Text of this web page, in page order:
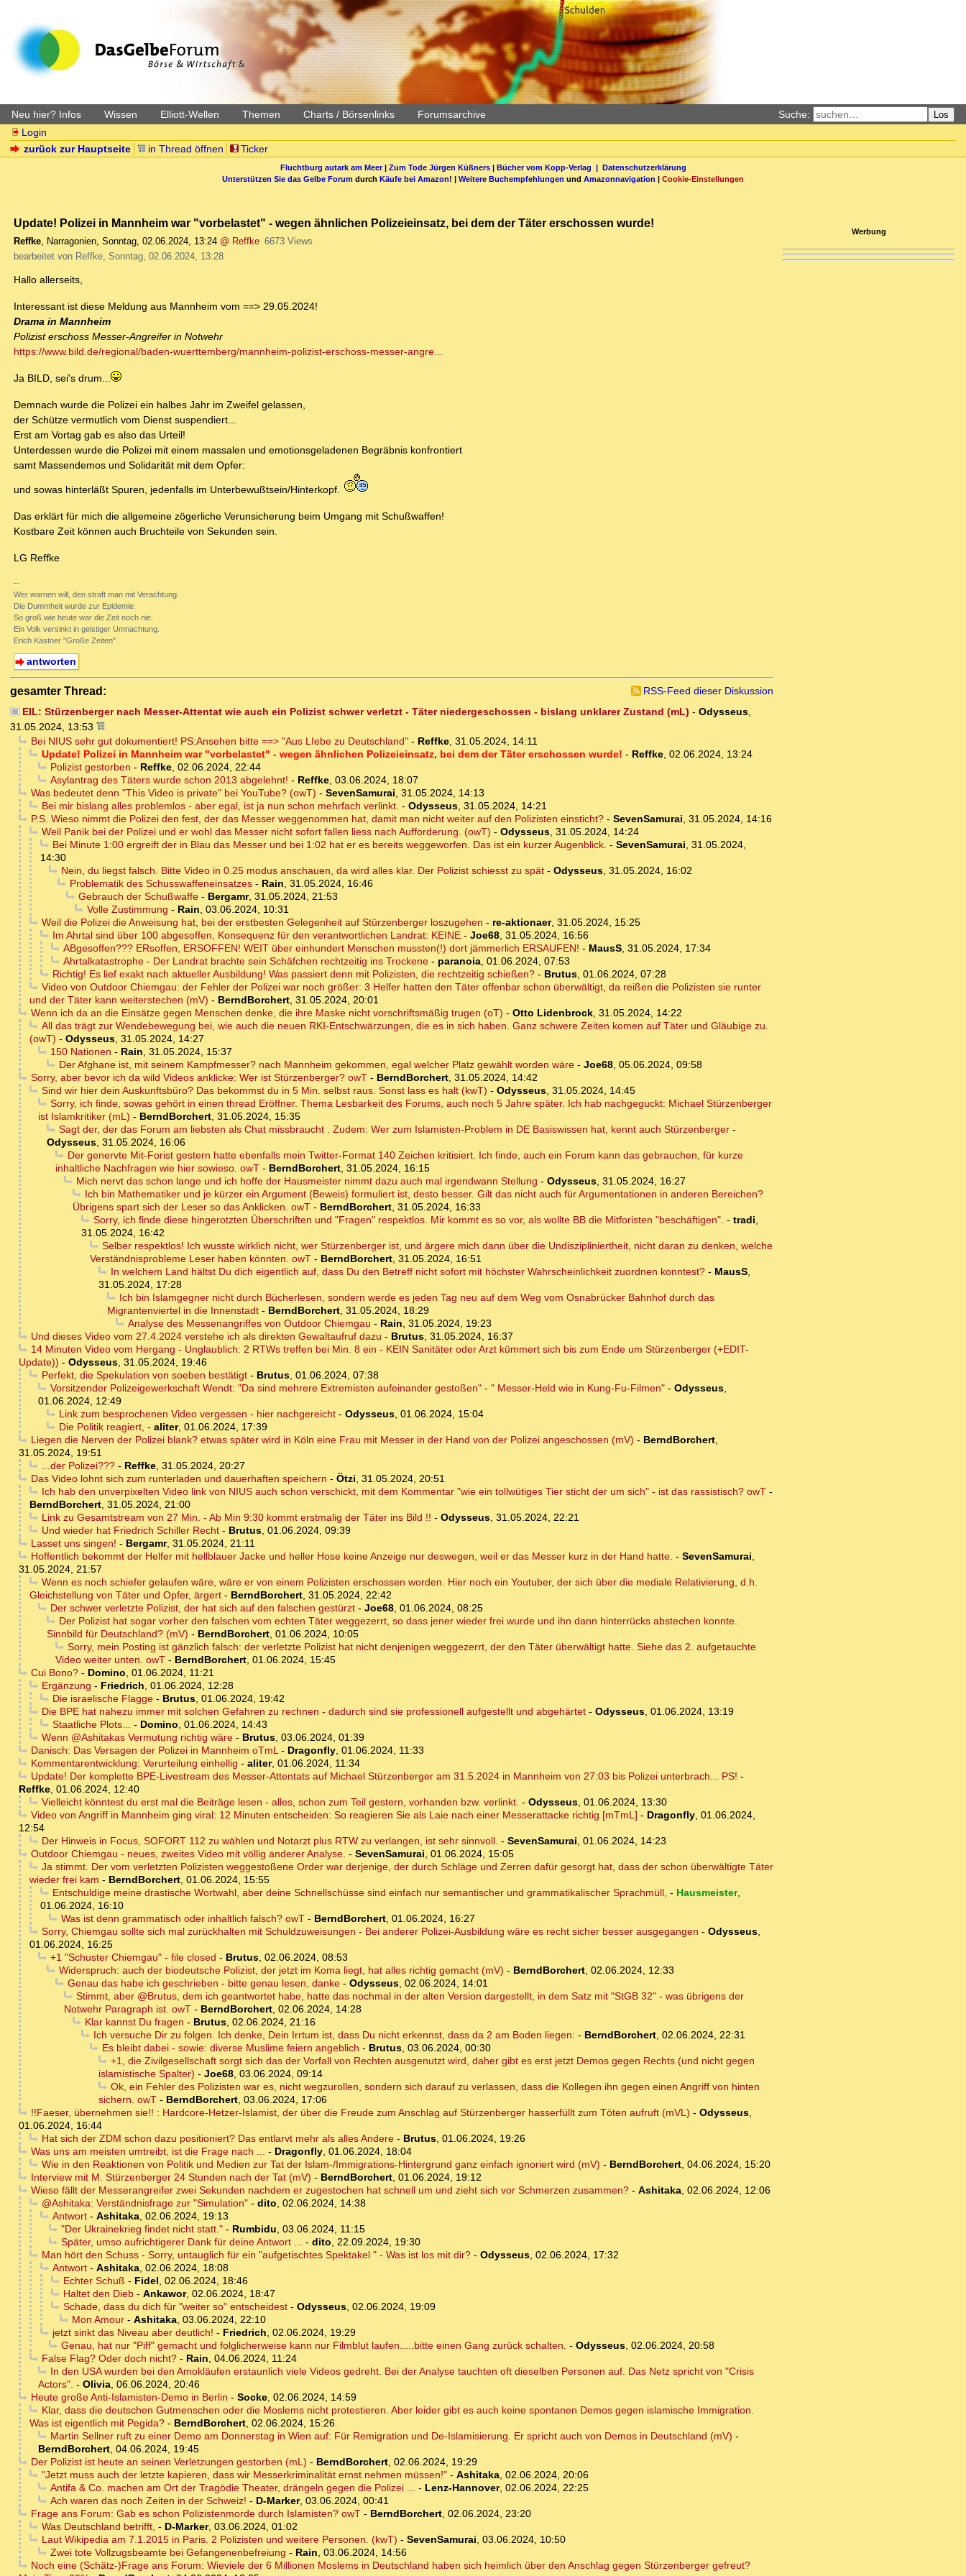
Neu hier? Infos Wissen Elliott-Wellen Themen Charts / Börsenlinks Forumsarchive Suche: Los
Login
zurück zur Hauptseite
in Thread öffnen Ticker
Fluchtburg autark am Meer| Zum Tode Jürgen Küßners| Bücher vom Kopp-Verlag | Datenschutzerklärung
Unterstützen Sie das Gelbe Forum durch Käufe bei Amazon! | Weitere Buchempfehlungen und Amazonnavigation | Cookie-Einstellungen
Update! Polizei in Mannheim war "vorbelastet" - wegen ähnlichen Polizeieinsatz, bei dem der Täter erschossen wurde!
Reffke, Narragonien, Sonntag, 02.06.2024, 13:24 @ Reffke 6673 Views
bearbeitet von Reffke, Sonntag, 02.06.2024, 13:28
Hallo allerseits,
Interessant ist diese Meldung aus Mannheim vom ==> 29.05.2024!
Drama in Mannheim
Polizist erschoss Messer-Angreifer in Notwehr
https://www.bild.de/regional/baden-wuerttemberg/mannheim-polizist-erschoss-messer-angre...
Ja BILD, sei's drum...
Demnach wurde die Polizei ein halbes Jahr im Zweifel gelassen,
der Schütze vermutlich vom Dienst suspendiert...
Erst am Vortag gab es also das Urteil!
Unterdessen wurde die Polizei mit einem massalen und emotionsgeladenen Begräbnis konfrontiert
samt Massendemos und Solidarität mit dem Opfer:
und sowas hinterläßt Spuren, jedenfalls im Unterbewußtsein/Hinterkopf.
Das erklärt für mich die allgemeine zögerliche Verunsicherung beim Umgang mit Schußwaffen!
Kostbare Zeit können auch Bruchteile von Sekunden sein.
LG Reffke
--
Wer warnen will, den straft man mit Verachtung.
Die Dummheit wurde zur Epidemie.
So groß wie heute war die Zeit noch nie.
Ein Volk versinkt in geistiger Umnachtung.
Erich Kästner "Große Zeiten"
antworten
gesamter Thread:
RSS-Feed dieser Diskussion
EIL: Stürzenberger nach Messer-Attentat wie auch ein Polizist schwer verletzt - Täter niedergeschossen - bislang unklarer Zustand (mL) - Odysseus,
31.05.2024, 13:53
Bei NIUS sehr gut dokumentiert! PS:Ansehen bitte ==> "Aus LIebe zu Deutschland"- Reffke, 31.05.2024, 14:11
Update! Polizei in Mannheim war "vorbelastet" - wegen ähnlichen Polizeieinsatz, bei dem der Täter erschossen wurde! - Reffke, 02.06.2024, 13:24
Polizist gestorben - Reffke, 02.06.2024, 22:44
Asylantrag des Täters wurde schon 2013 abgelehnt! - Reffke, 03.06.2024, 18:07
Was bedeutet denn "This Video is private" bei YouTube? (owT) - SevenSamurai, 31.05.2024, 14:13
Bei mir bislang alles problemlos - aber egal, ist ja nun schon mehrfach verlinkt. - Odysseus, 31.05.2024, 14:21
P.S. Wieso nimmt die Polizei den fest, der das Messer weggenommen hat, damit man nicht weiter auf den Polizisten einsticht?- SevenSamurai, 31.05.2024, 14:16
Weil Panik bei der Polizei und er wohl das Messer nicht sofort fallen liess nach Aufforderung. (owT) - Odysseus, 31.05.2024, 14:24
Bei Minute 1:00 ergreift der in Blau das Messer und bei 1:02 hat er es bereits weggeworfen. Das ist ein kurzer Augenblick. - SevenSamurai, 31.05.2024,
14:30
Nein, du liegst falsch. Bitte Video in 0.25 modus anschauen, da wird alles klar. Der Polizist schiesst zu spät- Odysseus, 31.05.2024, 16:02
Problematik des Schusswaffeneinsatzes- Rain, 31.05.2024, 16:46
Gebrauch der Schußwaffe- Bergamr, 31.05.2024, 21:53
Volle Zustimmung - Rain, 03.06.2024, 10:31
Weil die Polizei die Anweisung hat, bei der erstbesten Gelegenheit auf Stürzenberger loszugehen - re-aktionaer, 31.05.2024, 15:25
Im Ahrtal sind über 100 abgesoffen, Konsequenz für den verantwortlichen Landrat: KEINE- Joe68, 31.05.2024, 16:56
ABgesoffen??? ERsoffen, ERSOFFEN! WEIT über einhundert Menschen mussten(!) dort jämmerlich ERSAUFEN! - MausS, 31.05.2024, 17:34
Ahrtalkatastrophe - Der Landrat brachte sein Schäfchen rechtzeitig ins Trockene- paranoia, 01.06.2024, 07:53
Richtig! Es lief exakt nach aktueller Ausbildung! Was passiert denn mit Polizisten, die rechtzeitig schießen?- Brutus, 01.06.2024, 07:28
Video von Outdoor Chiemgau: der Fehler der Polizei war noch größer: 3 Helfer hatten den Täter offenbar schon überwältigt, da reißen die Polizisten sie runter
und der Täter kann weiterstechen (mV) - BerndBorchert, 31.05.2024, 20:01
Wenn ich da an die Einsätze gegen Menschen denke, die ihre Maske nicht vorschriftsmäßig trugen (oT) - Otto Lidenbrock, 31.05.2024, 14:22
All das trägt zur Wendebewegung bei, wie auch die neuen RKI-Entschwärzungen, die es in sich haben. Ganz schwere Zeiten komen auf Täter und Gläubige zu.
(owT) - Odysseus, 31.05.2024, 14:27
150 Nationen - Rain, 31.05.2024, 15:37
Der Afghane ist, mit seinem Kampfmesser? nach Mannheim gekommen, egal welcher Platz gewählt worden wäre- Joe68, 05.06.2024, 09:58
Sorry, aber bevor ich da wild Videos anklicke: Wer ist Stürzenberger? owT- BerndBorchert, 31.05.2024, 14:42
Sind wir hier dein Auskunftsbüro? Das bekommst du in 5 Min. selbst raus. Sonst lass es halt (kwT) - Odysseus, 31.05.2024, 14:45
Sorry, ich finde, sowas gehört in einen thread Eröffner. Thema Lesbarkeit des Forums, auch noch 5 Jahre später. Ich hab nachgeguckt: Michael Stürzenberger
ist Islamkritiker (mL) - BerndBorchert, 31.05.2024, 15:35
Sagt der, der das Forum am liebsten als Chat missbraucht . Zudem: Wer zum Islamisten-Problem in DE Basiswissen hat, kennt auch Stürzenberger-
Odysseus, 31.05.2024, 16:06
Der genervte Mit-Forist gestern hatte ebenfalls mein Twitter-Format 140 Zeichen kritisiert. Ich finde, auch ein Forum kann das gebrauchen, für kurze
inhaltliche Nachfragen wie hier sowieso. owT - BerndBorchert, 31.05.2024, 16:15
Mich nervt das schon lange und ich hoffe der Hausmeister nimmt dazu auch mal irgendwann Stellung - Odysseus, 31.05.2024, 16:27
Ich bin Mathematiker und je kürzer ein Argument (Beweis) formuliert ist, desto besser. Gilt das nicht auch für Argumentationen in anderen Bereichen?
Übrigens spart sich der Leser so das Anklicken. owT - BerndBorchert, 31.05.2024, 16:33
Sorry, ich finde diese hingerotzten Überschriften und "Fragen" respektlos. Mir kommt es so vor, als wollte BB die Mitforisten "beschäftigen". - tradi,
31.05.2024, 16:42
Selber respektlos! Ich wusste wirklich nicht, wer Stürzenberger ist, und ärgere mich dann über die Undiszipliniertheit, nicht daran zu denken, welche
Verständnisprobleme Leser haben könnten. owT - BerndBorchert, 31.05.2024, 16:51
In welchem Land hältst Du dich eigentlich auf, dass Du den Betreff nicht sofort mit höchster Wahrscheinlichkeit zuordnen konntest?- MausS,
31.05.2024, 17:28
Ich bin Islamgegner nicht durch Bücherlesen, sondern werde es jeden Tag neu auf dem Weg vom Osnabrücker Bahnhof durch das
Migrantenviertel in die Innenstadt - BerndBorchert, 31.05.2024, 18:29
Analyse des Messenangriffes von Outdoor Chiemgau - Rain, 31.05.2024, 19:23
Und dieses Video vom 27.4.2024 verstehe ich als direkten Gewaltaufruf dazu - Brutus, 31.05.2024, 16:37
14 Minuten Video vom Hergang - Unglaublich: 2 RTWs treffen bei Min. 8 ein - KEIN Sanitäter oder Arzt kümmert sich bis zum Ende um Stürzenberger (+EDIT-
Update)) - Odysseus, 31.05.2024, 19:46
Perfekt, die Spekulation von soeben bestätigt- Brutus, 01.06.2024, 07:38
Vorsitzender Polizeigewerkschaft Wendt: "Da sind mehrere Extremisten aufeinander gestoßen" - " Messer-Held wie in Kung-Fu-Filmen"- Odysseus,
01.06.2024, 12:49
Link zum besprochenen Video vergessen - hier nachgereicht- Odysseus, 01.06.2024, 15:04
Die Politik reagiert, - aliter, 01.06.2024, 17:39
Liegen die Nerven der Polizei blank? etwas später wird in Köln eine Frau mit Messer in der Hand von der Polizei angeschossen (mV) - BerndBorchert,
31.05.2024, 19:51
...der Polizei???- Reffke, 31.05.2024, 20:27
Das Video lohnt sich zum runterladen und dauerhaften speichern - Ötzi, 31.05.2024, 20:51
Ich hab den unverpixelten Video link von NIUS auch schon verschickt, mit dem Kommentar "wie ein tollwütiges Tier sticht der um sich" - ist das rassistisch? owT-
BerndBorchert, 31.05.2024, 21:00
Link zu Gesamtstream von 27 Min. - Ab Min 9:30 kommt erstmalig der Täter ins Bild !! - Odysseus, 31.05.2024, 22:21
Und wieder hat Friedrich Schiller Recht- Brutus, 01.06.2024, 09:39
Lasset uns singen! - Bergamr, 31.05.2024, 21:11
Hoffentlich bekommt der Helfer mit hellblauer Jacke und heller Hose keine Anzeige nur deswegen, weil er das Messer kurz in der Hand hatte. - SevenSamurai,
31.05.2024, 21:57
Wenn es noch schiefer gelaufen wäre, wäre er von einem Polizisten erschossen worden. Hier noch ein Youtuber, der sich über die mediale Relativierung, d.h.
Gleichstellung von Täter und Opfer, ärgert - BerndBorchert, 31.05.2024, 22:42
Der schwer verletzte Polizist, der hat sich auf den falschen gestürzt- Joe68, 01.06.2024, 08:25
Der Polizist hat sogar vorher den falschen vom echten Täter weggezerrt, so dass jener wieder frei wurde und ihn dann hinterrücks abstechen konnte.
Sinnbild für Deutschland? (mV) - BerndBorchert, 01.06.2024, 10:05
Sorry, mein Posting ist gänzlich falsch: der verletzte Polizist hat nicht denjenigen weggezerrt, der den Täter überwältigt hatte. Siehe das 2. aufgetauchte
Video weiter unten. owT - BerndBorchert, 01.06.2024, 15:45
Cui Bono?- Domino, 01.06.2024, 11:21
Ergänzung - Friedrich, 01.06.2024, 12:28
Die israelische Flagge- Brutus, 01.06.2024, 19:42
Die BPE hat nahezu immer mit solchen Gefahren zu rechnen - dadurch sind sie professionell aufgestellt und abgehärtet- Odysseus, 01.06.2024, 13:19
Staatliche Plots... - Domino, 01.06.2024, 14:43
Wenn @Ashitakas Vermutung richtig wäre- Brutus, 03.06.2024, 01:39
Danisch: Das Versagen der Polizei in Mannheim oTmL- Dragonfly, 01.06.2024, 11:33
Kommentarentwicklung: Verurteilung einhellig - aliter, 01.06.2024, 11:34
Update! Der komplette BPE-Livestream des Messer-Attentats auf Michael Stürzenberger am 31.5.2024 in Mannheim von 27:03 bis Polizei unterbrach... PS! -
Reffke, 01.06.2024, 12:40
Vielleicht könntest du erst mal die Beiträge lesen - alles, schon zum Teil gestern, vorhanden bzw. verlinkt. - Odysseus, 01.06.2024, 13:30
Video von Angriff in Mannheim ging viral: 12 Minuten entscheiden: So reagieren Sie als Laie nach einer Messerattacke richtig [mTmL] - Dragonfly, 01.06.2024,
12:54
Der Hinweis in Focus, SOFORT 112 zu wählen und Notarzt plus RTW zu verlangen, ist sehr sinnvoll. - SevenSamurai, 01.06.2024, 14:23
Outdoor Chiemgau - neues, zweites Video mit völlig anderer Analyse. - SevenSamurai, 01.06.2024, 15:05
Ja stimmt. Der vom verletzten Polizisten weggestoßene Order war derjenige, der durch Schläge und Zerren dafür gesorgt hat, dass der schon überwältigte Täter
wieder frei kam - BerndBorchert, 01.06.2024, 15:55
Entschuldige meine drastische Wortwahl, aber deine Schnellschüsse sind einfach nur semantischer und grammatikalischer Sprachmüll, - Hausmeister,
01.06.2024, 16:10
Was ist denn grammatisch oder inhaltlich falsch? owT- BerndBorchert, 01.06.2024, 16:27
Sorry, Chiemgau sollte sich mal zurückhalten mit Schuldzuweisungen - Bei anderer Polizei-Ausbildung wäre es recht sicher besser ausgegangen - Odysseus,
01.06.2024, 16:25
+1 "Schuster Chiemgau" - file closed - Brutus, 02.06.2024, 08:53
Widerspruch: auch der biodeutsche Polizist, der jetzt im Koma liegt, hat alles richtig gemacht (mV) - BerndBorchert, 02.06.2024, 12:33
Genau das habe ich geschrieben - bitte genau lesen, danke- Odysseus, 02.06.2024, 14:01
Stimmt, aber @Brutus, dem ich geantwortet habe, hatte das nochmal in der alten Version dargestellt, in dem Satz mit "StGB 32" - was übrigens der
Notwehr Paragraph ist. owT - BerndBorchert, 02.06.2024, 14:28
Klar kannst Du fragen - Brutus, 02.06.2024, 21:16
Ich versuche Dir zu folgen. Ich denke, Dein Irrtum ist, dass Du nicht erkennst, dass da 2 am Boden liegen: - BerndBorchert, 02.06.2024, 22:31
Es bleibt dabei - sowie: diverse Muslime feiern angeblich - Brutus, 03.06.2024, 00:30
+1, die Zivilgesellschaft sorgt sich das der Vorfall von Rechten ausgenutzt wird, daher gibt es erst jetzt Demos gegen Rechts (und nicht gegen
islamistische Spalter) - Joe68, 03.06.2024, 09:14
Ok, ein Fehler des Polizisten war es, nicht wegzurollen, sondern sich darauf zu verlassen, dass die Kollegen ihn gegen einen Angriff von hinten
sichern. owT - BerndBorchert, 03.06.2024, 17:06
!!Faeser, übernehmen sie!! : Hardcore-Hetzer-Islamist, der über die Freude zum Anschlag auf Stürzenberger hasserfüllt zum Töten aufruft (mVL) - Odysseus,
01.06.2024, 16:44
Hat sich der ZDM schon dazu positioniert? Das entlarvt mehr als alles Andere- Brutus, 01.06.2024, 19:26
Was uns am meisten umtreibt, ist die Frage nach ... - Dragonfly, 01.06.2024, 18:04
Wie in den Reaktionen von Politik und Medien zur Tat der Islam-/Immigrations-Hintergrund ganz einfach ignoriert wird (mV) - BerndBorchert, 04.06.2024, 15:20
Interview mit M. Stürzenberger 24 Stunden nach der Tat (mV) - BerndBorchert, 01.06.2024, 19:12
Wieso fällt der Messerangreifer zwei Sekunden nachdem er zugestochen hat schnell um und zieht sich vor Schmerzen zusammen?- Ashitaka, 02.06.2024, 12:06
@Ashitaka: Verständnisfrage zur "Simulation"- dito, 02.06.2024, 14:38
Antwort- Ashitaka, 02.06.2024, 19:13
"Der Ukrainekrieg findet nicht statt."- Rumbidu, 03.06.2024, 11:15
Später, umso aufrichtigerer Dank für deine Antwort ... - dito, 22.09.2024, 19:30
Man hört den Schuss - Sorry, untauglich für ein "aufgetischtes Spektakel " - Was ist los mit dir?- Odysseus, 02.06.2024, 17:32
Antwort- Ashitaka, 02.06.2024, 18:08
Echter Schuß - Fidel, 02.06.2024, 18:46
Haltet den Dieb- Ankawor, 02.06.2024, 18:47
Schade, dass du dich für "weiter so" entscheidest- Odysseus, 02.06.2024, 19:09
Mon Amour- Ashitaka, 03.06.2024, 22:10
jetzt sinkt das Niveau aber deutlich! - Friedrich, 02.06.2024, 19:29
Genau, hat nur "Piff" gemacht und folglicherweise kann nur Filmblut laufen.....bitte einen Gang zurück schalten. - Odysseus, 02.06.2024, 20:58
False Flag? Oder doch nicht?- Rain, 04.06.2024, 11:24
In den USA wurden bei den Amokläufen erstaunlich viele Videos gedreht. Bei der Analyse tauchten oft dieselben Personen auf. Das Netz spricht von "Crisis
Actors". - Olivia, 06.06.2024, 20:46
Heute große Anti-Islamisten-Demo in Berlin - Socke, 02.06.2024, 14:59
Klar, dass die deutschen Gutmenschen oder die Moslems nicht protestieren. Aber leider gibt es auch keine spontanen Demos gegen islamische Immigration.
Was ist eigentlich mit Pegida? - BerndBorchert, 02.06.2024, 15:26
Martin Sellner ruft zu einer Demo am Donnerstag in Wien auf: Für Remigration und De-Islamisierung. Er spricht auch von Demos in Deutschland (mV) -
BerndBorchert, 04.06.2024, 19:45
Der Polizist ist heute an seinen Verletzungen gestorben (mL) - BerndBorchert, 02.06.2024, 19:29
"Jetzt muss auch der letzte kapieren, dass wir Messerkriminalität ernst nehmen müssen!"- Ashitaka, 02.06.2024, 20:06
Antifa & Co. machen am Ort der Tragödie Theater, drängeln gegen die Polizei ... - Lenz-Hannover, 02.06.2024, 22:25
Ach waren das noch Zeiten in der Schweiz! - D-Marker, 03.06.2024, 00:41
Frage ans Forum: Gab es schon Polizistenmorde durch Islamisten? owT- BerndBorchert, 02.06.2024, 23:20
Was Deutschland betrifft, - D-Marker, 03.06.2024, 01:02
Laut Wikipedia am 7.1.2015 in Paris. 2 Polizisten und weitere Personen. (kwT) - SevenSamurai, 03.06.2024, 10:50
Zwei tote Vollzugsbeamte bei Gefangenenbefreiung - Rain, 03.06.2024, 14:56
Noch eine (Schätz-)Frage ans Forum: Wieviele der 6 Millionen Moslems in Deutschland haben sich heimlich über den Anschlag gegen Stürzenberger gefreut?
Werbung